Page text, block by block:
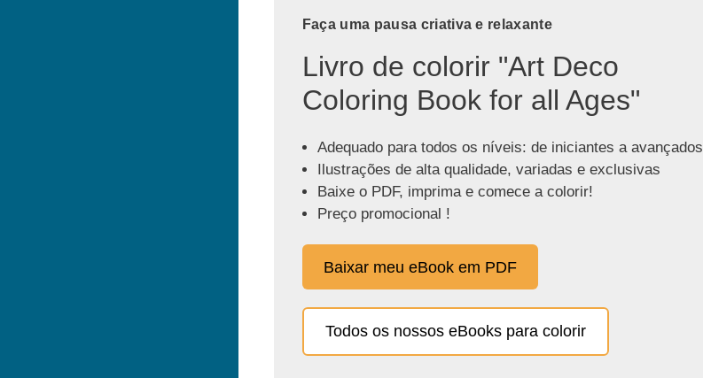
Faça uma pausa criativa e relaxante
Livro de colorir "Art Deco
Coloring Book for all Ages"
Adequado para todos os níveis: de iniciantes a avançados
Ilustrações de alta qualidade, variadas e exclusivas
Baixe o PDF, imprima e comece a colorir!
Preço promocional !
Baixar meu eBook em PDF
Todos os nossos eBooks para colorir